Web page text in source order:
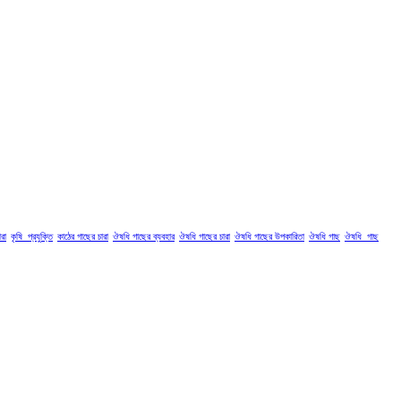
কৃষি_প্রযুক্তি কাঠের গাছের চারা ঔষধি গাছের ব্যবহার ঔষধি গাছের চারা ঔষধি গাছের উপকারিতা ঔষধি গাছ ঔষধি_গাছ